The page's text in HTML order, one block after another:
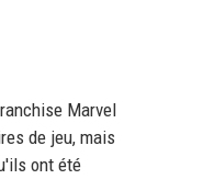
Marvel
de jeu, mais
ont été